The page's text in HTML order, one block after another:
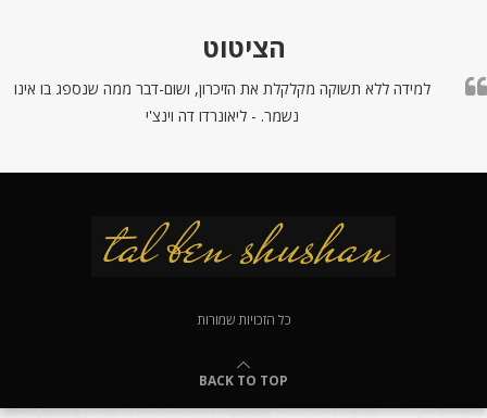
הציטוט
למידה ללא תשוקה מקלקלת את הזיכרון, ושום-דבר ממה שנספג בו אינו
נשמר. - ליאונרדו דה וינצ'י
כל הזכויות שמורות
BACK TO TOP